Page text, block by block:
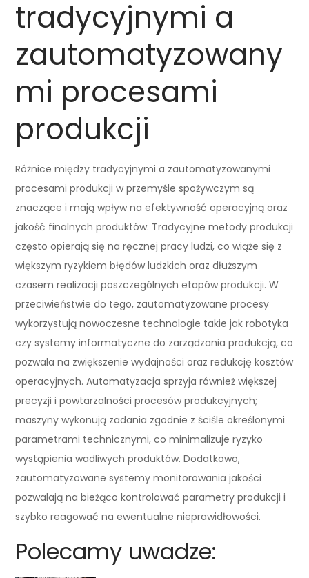
tradycyjnymi a
zautomatyzowany
mi procesami
produkcji
Różnice między tradycyjnymi a zautomatyzowanymi
procesami produkcji w przemyśle spożywczym są
znaczące i mają wpływ na efektywność operacyjną oraz
jakość finalnych produktów. Tradycyjne metody produkcji
często opierają się na ręcznej pracy ludzi, co wiąże się z
większym ryzykiem błędów ludzkich oraz dłuższym
czasem realizacji poszczególnych etapów produkcji. W
przeciwieństwie do tego, zautomatyzowane procesy
wykorzystują nowoczesne technologie takie jak robotyka
czy systemy informatyczne do zarządzania produkcją, co
pozwala na zwiększenie wydajności oraz redukcję kosztów
operacyjnych. Automatyzacja sprzyja również większej
precyzji i powtarzalności procesów produkcyjnych;
maszyny wykonują zadania zgodnie z ściśle określonymi
parametrami technicznymi, co minimalizuje ryzyko
wystąpienia wadliwych produktów. Dodatkowo,
zautomatyzowane systemy monitorowania jakości
pozwalają na bieżąco kontrolować parametry produkcji i
szybko reagować na ewentualne nieprawidłowości.
Polecamy uwadze: